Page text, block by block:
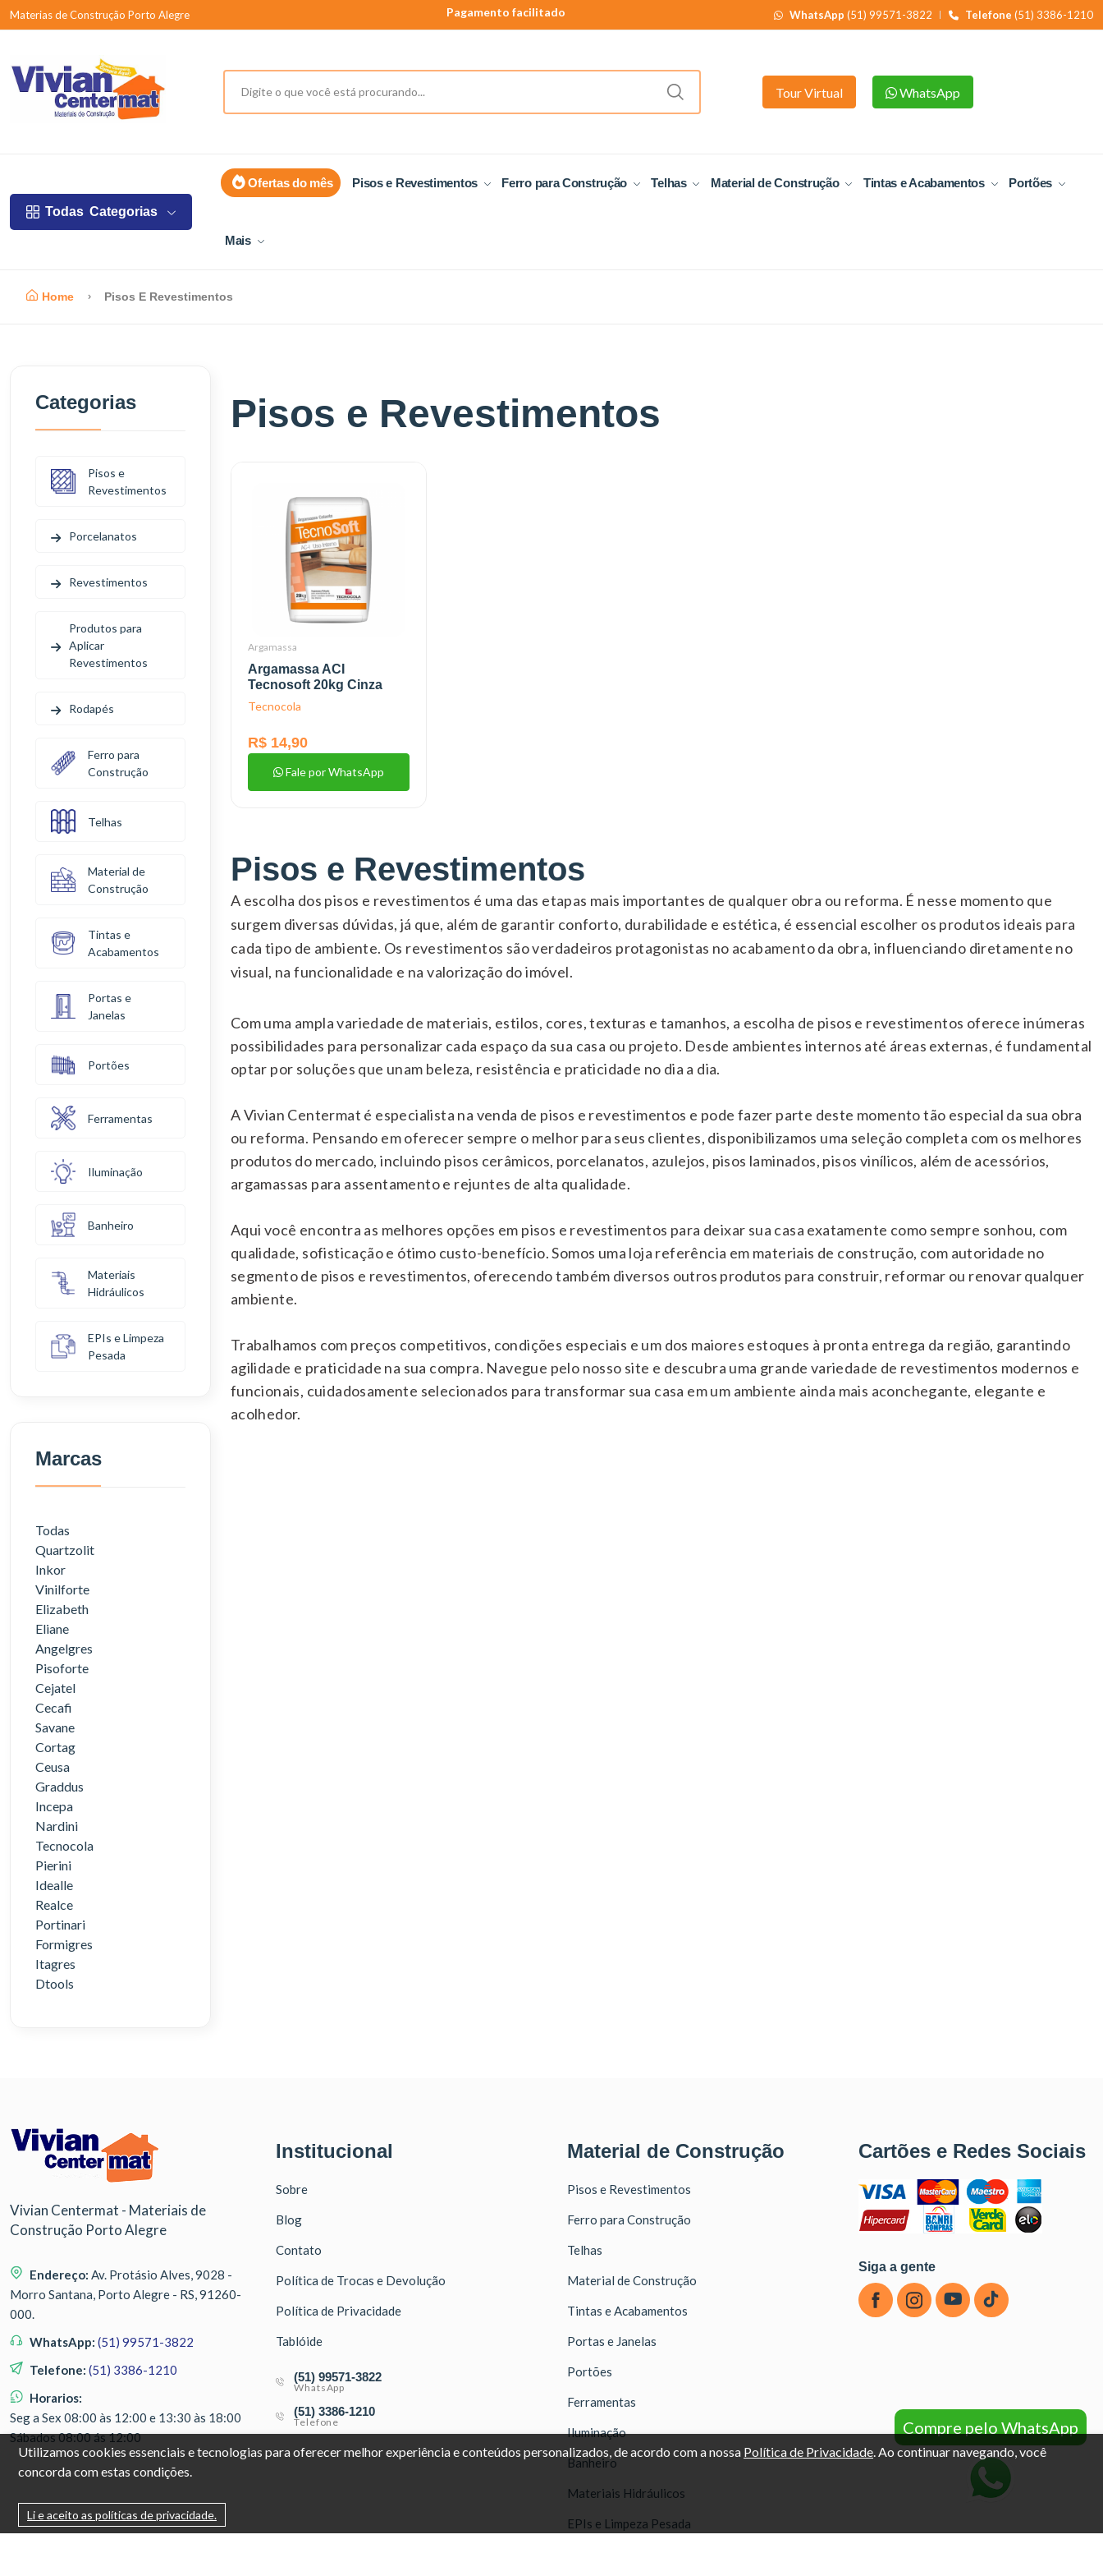
Materias de Construção Porto Alegre
Pagamento facilitado
WhatsApp (51) 99571-3822 Telefone (51) 3386-1210
Tour Virtual WhatsApp
Todas Categorias
Ofertas do mês Pisos e Revestimentos Ferro para Construção Telhas Material de Construção Tintas e Acabamentos Portões
Mais
Home Pisos E Revestimentos
Pisos e Revestimentos
Argamassa
Argamassa ACI
Tecnosoft 20kg Cinza
Tecnocola
R$ 14,90
Fale por WhatsApp
Pisos e Revestimentos
A escolha dos pisos e revestimentos é uma das etapas mais importantes de qualquer obra ou reforma. É nesse momento que
surgem diversas dúvidas, já que, além de garantir conforto, durabilidade e estética, é essencial escolher os produtos ideais para
cada tipo de ambiente. Os revestimentos são verdadeiros protagonistas no acabamento da obra, influenciando diretamente no
visual, na funcionalidade e na valorização do imóvel.
Com uma ampla variedade de materiais, estilos, cores, texturas e tamanhos, a escolha de pisos e revestimentos oferece inúmeras
possibilidades para personalizar cada espaço da sua casa ou projeto. Desde ambientes internos até áreas externas, é fundamental
optar por soluções que unam beleza, resistência e praticidade no dia a dia.
A Vivian Centermat é especialista na venda de pisos e revestimentos e pode fazer parte deste momento tão especial da sua obra
ou reforma. Pensando em oferecer sempre o melhor para seus clientes, disponibilizamos uma seleção completa com os melhores
produtos do mercado, incluindo pisos cerâmicos, porcelanatos, azulejos, pisos laminados, pisos vinílicos, além de acessórios,
argamassas para assentamento e rejuntes de alta qualidade.
Aqui você encontra as melhores opções em pisos e revestimentos para deixar sua casa exatamente como sempre sonhou, com
qualidade, sofisticação e ótimo custo-benefício. Somos uma loja referência em materiais de construção, com autoridade no
segmento de pisos e revestimentos, oferecendo também diversos outros produtos para construir, reformar ou renovar qualquer
ambiente.
Trabalhamos com preços competitivos, condições especiais e um dos maiores estoques à pronta entrega da região, garantindo
agilidade e praticidade na sua compra. Navegue pelo nosso site e descubra uma grande variedade de revestimentos modernos e
funcionais, cuidadosamente selecionados para transformar sua casa em um ambiente ainda mais aconchegante, elegante e
acolhedor.
Categorias
Pisos e
Revestimentos
Porcelanatos
Revestimentos
Produtos para
Aplicar
Revestimentos
Rodapés
Ferro para
Construção
Telhas
Material de
Construção
Tintas e
Acabamentos
Portas e
Janelas
Portões
Ferramentas
Iluminação
Banheiro
Materiais
Hidráulicos
EPIs e Limpeza
Pesada
Marcas
Todas
Quartzolit
Inkor
Vinilforte
Elizabeth
Eliane
Angelgres
Pisoforte
Cejatel
Cecafi
Savane
Cortag
Ceusa
Graddus
Incepa
Nardini
Tecnocola
Pierini
Idealle
Realce
Portinari
Formigres
Itagres
Dtools
Vivian Centermat - Materiais de
Construção Porto Alegre
Endereço: Av. Protásio Alves, 9028 -
Morro Santana, Porto Alegre - RS, 91260-
000.
WhatsApp: (51) 99571-3822
Telefone: (51) 3386-1210
Horarios:
Seg a Sex 08:00 às 12:00 e 13:30 às 18:00
Sábados 08:00 ás 12:00
Institucional
Sobre
Blog
Contato
Política de Trocas e Devolução
Política de Privacidade
Tablóide
(51) 99571-3822
WhatsApp
(51) 3386-1210
Telefone
Material de Construção
Pisos e Revestimentos
Ferro para Construção
Telhas
Material de Construção
Tintas e Acabamentos
Portas e Janelas
Portões
Ferramentas
Iluminação
Banheiro
Materiais Hidráulicos
EPIs e Limpeza Pesada
Cartões e Redes Sociais
Siga a gente
Compre pelo WhatsApp
Utilizamos cookies essenciais e tecnologias para oferecer melhor experiência e conteúdos personalizados, de acordo com a nossa Política de Privacidade. Ao continuar navegando, você
concorda com estas condições.
Li e aceito as políticas de privacidade.